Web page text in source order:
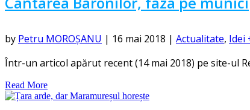
by Petru MOROȘANU | 16 mai 2018 | Actualitate, Idei
Într-un articol apărut recent (14 mai 2018) pe site-ul
Read More